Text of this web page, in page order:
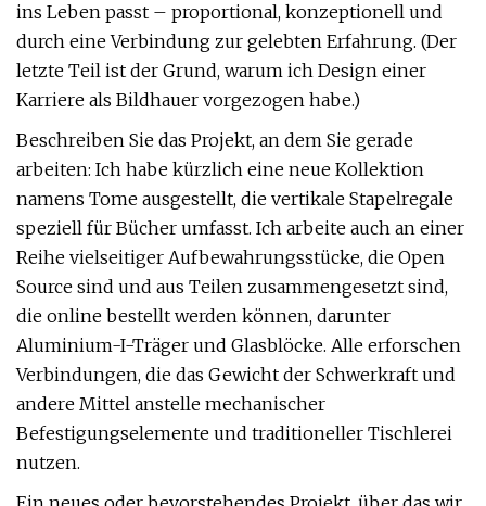
ins Leben passt – proportional, konzeptionell und
durch eine Verbindung zur gelebten Erfahrung. (Der
letzte Teil ist der Grund, warum ich Design einer
Karriere als Bildhauer vorgezogen habe.)
Beschreiben Sie das Projekt, an dem Sie gerade
arbeiten: Ich habe kürzlich eine neue Kollektion
namens Tome ausgestellt, die vertikale Stapelregale
speziell für Bücher umfasst. Ich arbeite auch an einer
Reihe vielseitiger Aufbewahrungsstücke, die Open
Source sind und aus Teilen zusammengesetzt sind,
die online bestellt werden können, darunter
Aluminium-I-Träger und Glasblöcke. Alle erforschen
Verbindungen, die das Gewicht der Schwerkraft und
andere Mittel anstelle mechanischer
Befestigungselemente und traditioneller Tischlerei
nutzen.